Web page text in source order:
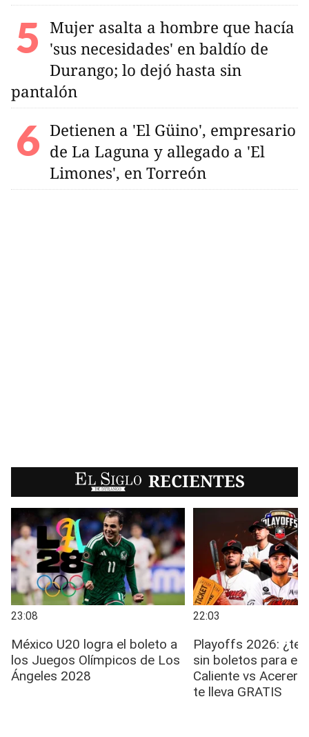
Mujer asalta a hombre que hacía
'sus necesidades' en baldío de
Durango; lo dejó hasta sin
pantalón
Detienen a 'El Güino', empresario
de La Laguna y allegado a 'El
Limones', en Torreón
EL SIGLO RECIENTES